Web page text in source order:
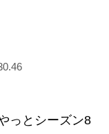
っとシーズン8